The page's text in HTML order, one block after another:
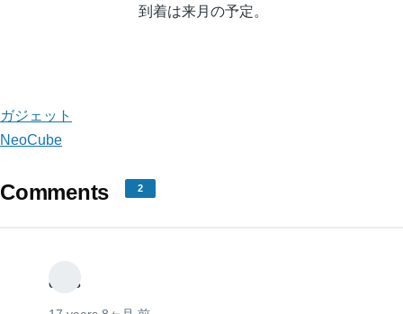
到着は来月の予定。
ガジェット
NeoCube
Comments 2
estis